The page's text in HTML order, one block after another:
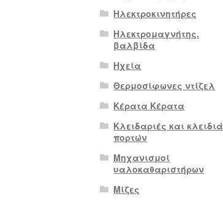
Ηλεκτροκινητήρες
Ηλεκτρομαγνήτης.
βαλβίδα
Ηχεία
Θερμοσίφωνες ντίζελ
Κέρατα Κέρατα
Κλειδαριές και κλειδιά
πορτών
Μηχανισμοί
υαλοκαθαριστήρων
Μίζες